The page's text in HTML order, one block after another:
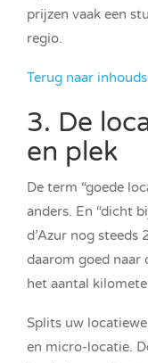
prijzen vaak een
regio.
Terug naar
3. De
en plek
De term “goede
anders. En “dicht
d’Azur nog steeds
daarom goed naar
het aantal
Splits uw
en micro-locatie.